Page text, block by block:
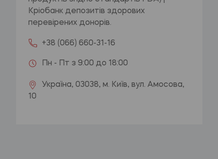
Кріобанк депозитів здорових
перевірених донорів.
+38 (066) 660-31-16
Пн - Пт з 9:00 до 18:00
Україна, 03038, м. Київ, вул. Амосова,
10